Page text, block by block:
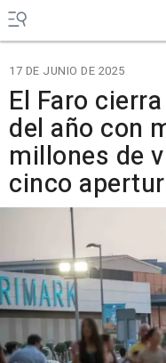
17 DE JUNIO DE 2025
El Faro
del año con
millones de
cinco